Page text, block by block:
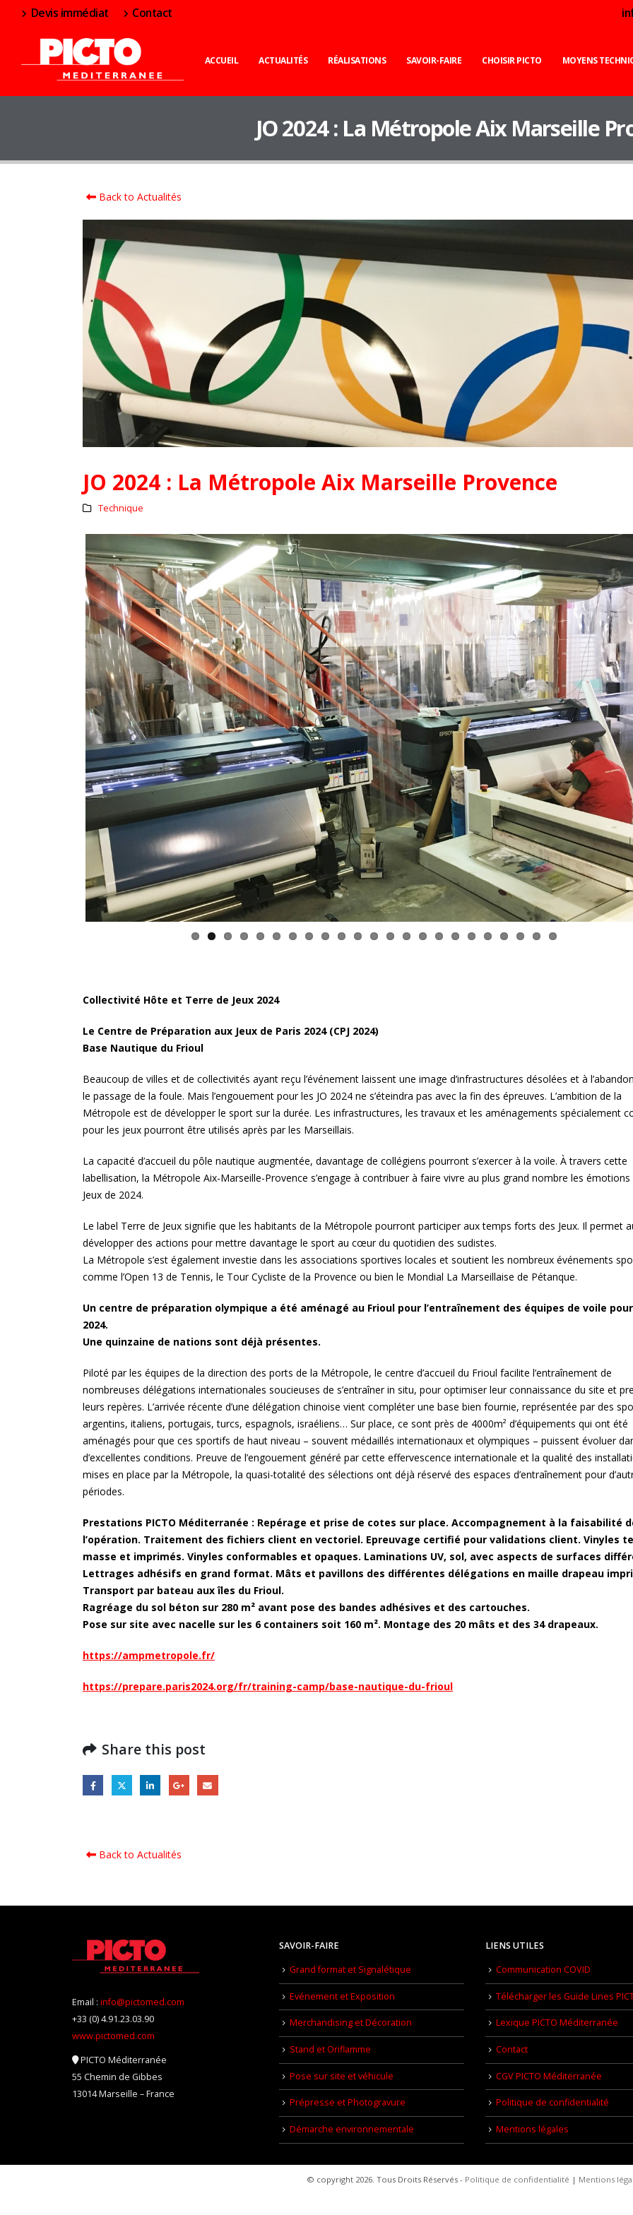
Devis immédiat Contact
ACCUEIL ACTUALITÉS RÉALISATIONS SAVOIR-FAIRE CHOISIR PICTO MOYENS
JO 2024 : La Métropole Aix Marseille
Back to Actualités
JO 2024 : La Métropole Aix Marseille Provence
Technique
Collectivité Hôte et Terre de Jeux 2024
Le Centre de Préparation aux Jeux de Paris 2024 (CPJ 2024)
Base Nautique du Frioul
Beaucoup de villes et de collectivités ayant reçu l’événement laissent une image d’infrastructures désolées et à
le passage de la foule. Mais l’engouement pour les JO 2024 ne s’éteindra pas avec la fin des épreuves. L’ambition de la
Métropole est de développer le sport sur la durée. Les infrastructures, les travaux et les aménagements spécialement
pour les jeux pourront être utilisés après par les Marseillais.
La capacité d’accueil du pôle nautique augmentée, davantage de collégiens pourront s’exercer à la voile. À travers cette
labellisation, la Métropole Aix-Marseille-Provence s’engage à contribuer à faire vivre au plus grand nombre les émotions
Jeux de 2024.
Le label Terre de Jeux signifie que les habitants de la Métropole pourront participer aux temps forts des Jeux. Il permet
développer des actions pour mettre davantage le sport au cœur du quotidien des sudistes.
La Métropole s’est également investie dans les associations sportives locales et soutient les nombreux événements
comme l’Open 13 de Tennis, le Tour Cycliste de la Provence ou bien le Mondial La Marseillaise de Pétanque.
Un centre de préparation olympique a été aménagé au Frioul pour l’entraînement des équipes de voile pour
2024.
Une quinzaine de nations sont déjà présentes.
Piloté par les équipes de la direction des ports de la Métropole, le centre d’accueil du Frioul facilite l’entraînement de
nombreuses délégations internationales soucieuses de s’entraîner in situ, pour optimiser leur connaissance du site et
leurs repères. L’arrivée récente d’une délégation chinoise vient compléter une base bien fournie, représentée par des
argentins, italiens, portugais, turcs, espagnols, israéliens… Sur place, ce sont près de 4000m² d’équipements qui ont été
aménagés pour que ces sportifs de haut niveau – souvent médaillés internationaux et olympiques – puissent évoluer
d’excellentes conditions. Preuve de l’engouement généré par cette effervescence internationale et la qualité des
mises en place par la Métropole, la quasi-totalité des sélections ont déjà réservé des espaces d’entraînement pour
périodes.
Prestations PICTO Méditerranée : Repérage et prise de cotes sur place. Accompagnement à la faisabilité
l’opération. Traitement des fichiers client en vectoriel. Epreuvage certifié pour validations client. Vinyles
masse et imprimés. Vinyles conformables et opaques. Laminations UV, sol, avec aspects de surfaces
Lettrages adhésifs en grand format. Mâts et pavillons des différentes délégations en maille drapeau
Transport par bateau aux îles du Frioul.
Ragréage du sol béton sur 280 m² avant pose des bandes adhésives et des cartouches.
Pose sur site avec nacelle sur les 6 containers soit 160 m². Montage des 20 mâts et des 34 drapeaux.
https://ampmetropole.fr/
https://prepare.paris2024.org/fr/training-camp/base-nautique-du-frioul
Share this post
Back to Actualités
L’assurance qualité de vos
impressions
La Provence, au plus près des
territoires
« Métropole le Mag » :
Présentoirs du magazine de
la Métropole Aix-Marseille
La conserverie Marius-
Bernard à Saint-Chamas
«Alice et les drôles d’oiseaux»
Le chassis aluminium rentrant
Pionniers d’hier – Précurseurs
de demain
GPC Helmets – PLV en édition
limitée
3 bis f à Aix-en-Provence
EFFIA, Stationnez en toute
simplicité
L’Occitane en Provence –
Flora Orchestra
Icônes automobiles l’expo
L’assurance
impressions
La Provence, au
territoires
« Métropole le
Présentoirs du
la Métropole Aix-
La conserverie
Bernard à Saint-
«Alice et les drôles
Le chassis
Email : info@pictomed.com
+33 (0) 4.91.23.03.90
www.pictomed.com
PICTO Méditerranée
55 Chemin de Gibbes
13014 Marseille – France
SAVOIR-FAIRE
Grand format et Signalétique
Evénement et Exposition
Merchandising et Décoration
Stand et Oriflamme
Pose sur site et véhicule
Prépresse et Photogravure
Démarche environnementale
LIENS UTILES
Communication COVID
Télécharger les Guide Lines
Lexique PICTO Méditerranée
Contact
CGV PICTO Méditerranée
Politique de confidentialité
Mentions légales
© copyright 2026. Tous Droits Réservés - Politique de confidentialité | Mentions